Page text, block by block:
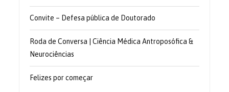
Convite – Defesa pública de Doutorado
Roda de Conversa | Ciência Médica Antroposófica &
Neurociências
Felizes por começar